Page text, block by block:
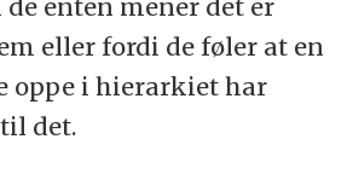
enten mener det er
eller fordi de føler at en
oppe i hierarkiet har
det.